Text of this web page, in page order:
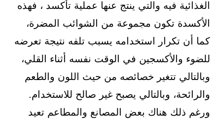
الغذائية فيه والتي ينتج عنها عملية تأكسد ، فهذه
الأكسدة تكون مجموعة من الشوائب المضرة،
كما أن تكرار استخدامه يسبب تلفه نتيجة تعرضه
للضوء والأكسجين في الوقت نفسه أثناء القلي،
وبالتالي تتغير خصائصه من حيث اللون والطعم
والرائحة، وبالتالي يصبح غير صالح للاستخدام.
ورغم ذلك هناك بعض المصانع والمطاعم تعيد